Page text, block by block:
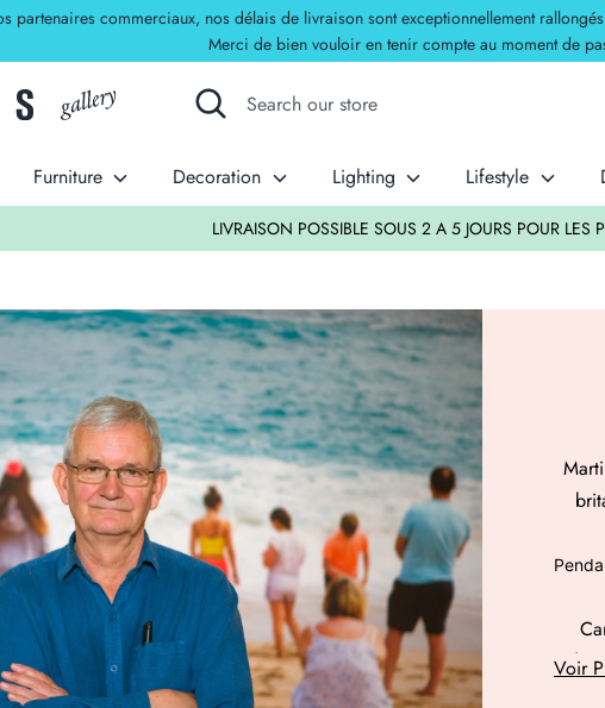
partenaires commerciaux, nos délais de livraison sont exceptionnellement
Merci de bien vouloir en tenir compte au moment de
Search
Search
our
Furniture Decoration Lighting Lifestyle
Your order delivered to your home in 2 to 5 working
Voir